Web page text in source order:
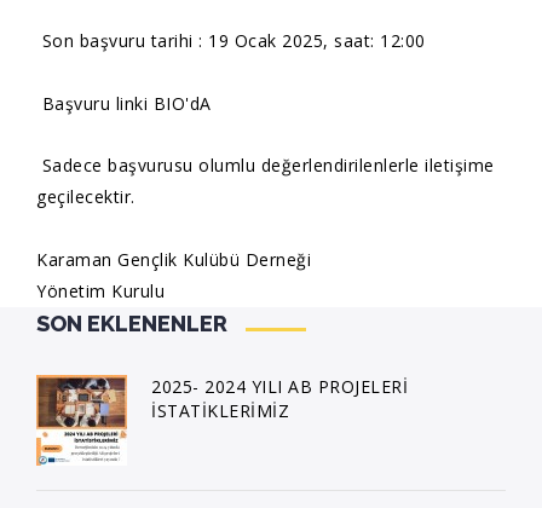
Son başvuru tarihi : 19 Ocak 2025, saat: 12:00
Başvuru linki BIO'dA
Sadece başvurusu olumlu değerlendirilenlerle iletişime
geçilecektir.
Karaman Gençlik Kulübü Derneği
Yönetim Kurulu
SON EKLENENLER
2025- 2024 YILI AB PROJELERİ
İSTATİKLERİMİZ